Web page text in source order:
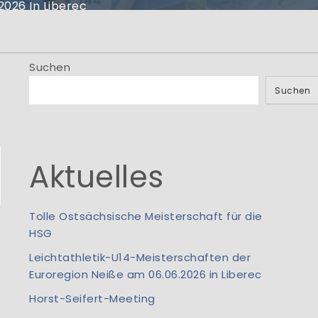
In Liberec
Suchen
Suchen
Aktuelles
Tolle Ostsächsische Meisterschaft für die
HSG
Leichtathletik-U14-Meisterschaften der
Euroregion Neiße am 06.06.2026 in Liberec
Horst-Seifert-Meeting